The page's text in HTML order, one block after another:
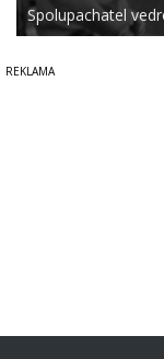
Spolupachatel